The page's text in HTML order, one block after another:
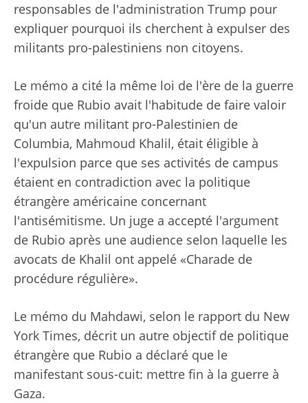
responsables de l'administration Trump pour
expliquer pourquoi ils cherchent à expulser des
militants pro-palestiniens non citoyens.
Le mémo a cité la même loi de l'ère de la guerre
froide que Rubio avait l'habitude de faire valoir
qu'un autre militant pro-Palestinien de
Columbia, Mahmoud Khalil, était éligible à
l'expulsion parce que ses activités de campus
étaient en contradiction avec la politique
étrangère américaine concernant
l'antisémitisme. Un juge a accepté l'argument
de Rubio après une audience selon laquelle les
avocats de Khalil ont appelé «Charade de
procédure régulière».
Le mémo du Mahdawi, selon le rapport du New
York Times, décrit un autre objectif de politique
étrangère que Rubio a déclaré que le
manifestant sous-cuit: mettre fin à la guerre à
Gaza.